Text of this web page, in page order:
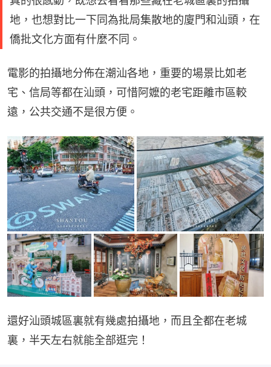
地，也想對比一下同為批局集散地的廈門和汕頭，在
僑批文化方面有什麼不同。
電影的拍攝地分佈在潮汕各地，重要的場景比如老
宅、信局等都在汕頭，可惜阿嬤的老宅距離市區較
遠，公共交通不是很方便。
還好汕頭城區裏就有幾處拍攝地，而且全都在老城
裏，半天左右就能全部逛完！